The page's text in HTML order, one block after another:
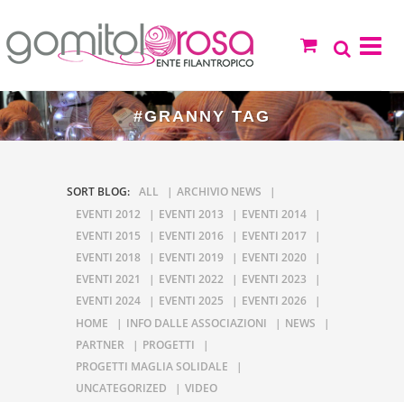
#GRANNY TAG
SORT BLOG: ALL
ARCHIVIO NEWS
EVENTI 2012
EVENTI 2013
EVENTI 2014
EVENTI 2015
EVENTI 2016
EVENTI 2017
EVENTI 2018
EVENTI 2019
EVENTI 2020
EVENTI 2021
EVENTI 2022
EVENTI 2023
EVENTI 2024
EVENTI 2025
EVENTI 2026
HOME
INFO DALLE ASSOCIAZIONI
NEWS
PARTNER
PROGETTI
PROGETTI MAGLIA SOLIDALE
UNCATEGORIZED
VIDEO